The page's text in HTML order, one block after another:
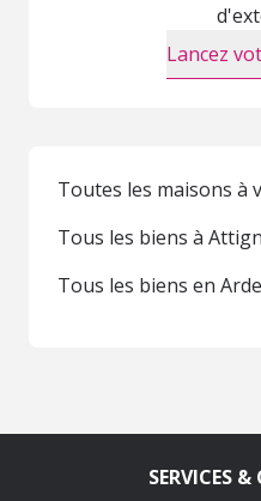
Lancez
Toutes les maisons à
Tous les biens à
Tous les biens en
SERVICES